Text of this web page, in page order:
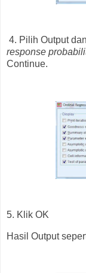
4. Pilih Output
response
Continue.
5. Klik OK
Hasil Output